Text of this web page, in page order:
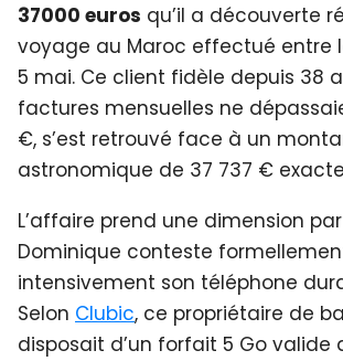
37000 euros qu’il a découverte
voyage au Maroc effectué entre
5 mai. Ce client fidèle depuis 38
factures mensuelles ne
€, s’est retrouvé face à un
astronomique de 37 737 €
L’affaire prend une dimension
Dominique conteste
intensivement son téléphone
Selon Clubic, ce propriétaire de
disposait d’un forfait 5 Go valide